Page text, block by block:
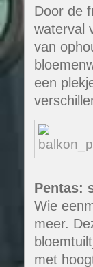
Door de
waterval
van
een
Pentas:
Wie
meer.
met